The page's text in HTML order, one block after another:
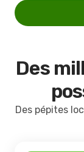
Des
Des pépites